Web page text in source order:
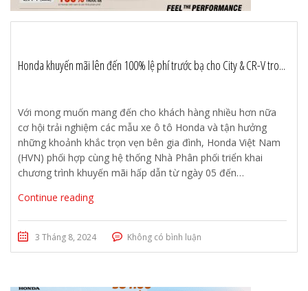
Honda khuyến mãi lên đến 100% lệ phí trước bạ cho City & CR-V tro...
Với mong muốn mang đến cho khách hàng nhiều hơn nữa
cơ hội trải nghiệm các mẫu xe ô tô Honda và tận hưởng
những khoảnh khắc trọn vẹn bên gia đình, Honda Việt Nam
(HVN) phối hợp cùng hệ thống Nhà Phân phối triển khai
chương trình khuyến mãi hấp dẫn từ ngày 05 đến…
Continue reading
3 Tháng 8, 2024 Không có bình luận